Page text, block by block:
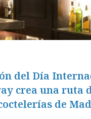
del Día
crea una ruta
de